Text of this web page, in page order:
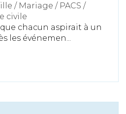
/ Mariage / PACS /
civile
que chacun aspirait à un
les événemen...